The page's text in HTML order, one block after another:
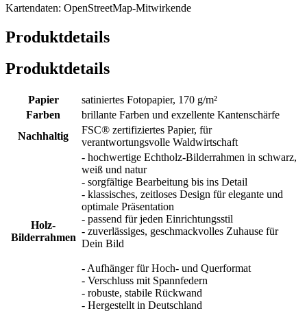
Kartendaten: OpenStreetMap-Mitwirkende
Produktdetails
Produktdetails
Papier
satiniertes Fotopapier, 170 g/m²
Farben
brillante Farben und exzellente Kantenschärfe
Nachhaltig
FSC® zertifiziertes Papier, für
verantwortungsvolle Waldwirtschaft
Holz-
Bilderrahmen
- hochwertige Echtholz-Bilderrahmen in schwarz,
weiß und natur
- sorgfältige Bearbeitung bis ins Detail
- klassisches, zeitloses Design für elegante und
optimale Präsentation
- passend für jeden Einrichtungsstil
- zuverlässiges, geschmackvolles Zuhause für
Dein Bild
- Aufhänger für Hoch- und Querformat
- Verschluss mit Spannfedern
- robuste, stabile Rückwand
- Hergestellt in Deutschland